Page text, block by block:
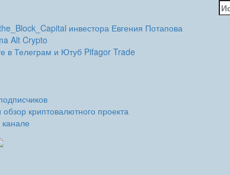
инвестора Евгения Потапова
Alt Crypto
в Телеграм и Ютуб Pifagor Trade
криптовалютного проекта